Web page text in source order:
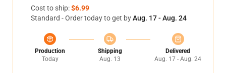
Cost to ship:$6.99
Standard - Order today to get byAug. 17 - Aug. 24
Production
Today
Shipping
Aug. 13
Delivered
Aug. 17 - Aug. 24